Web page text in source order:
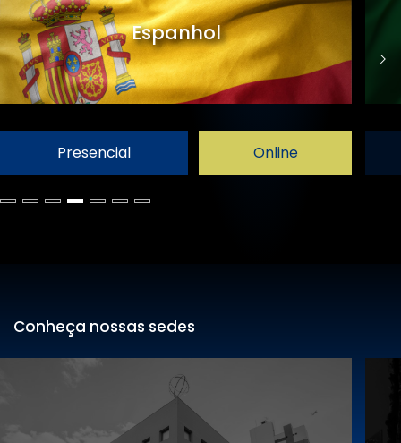
Espanhol
Presencial Online
Conheça nossas sedes